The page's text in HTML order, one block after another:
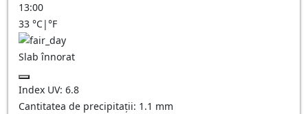
13:00
33 °C|°F
Slab înnorat
Index UV: 6.8
Cantitatea de precipitații: 1.1 mm